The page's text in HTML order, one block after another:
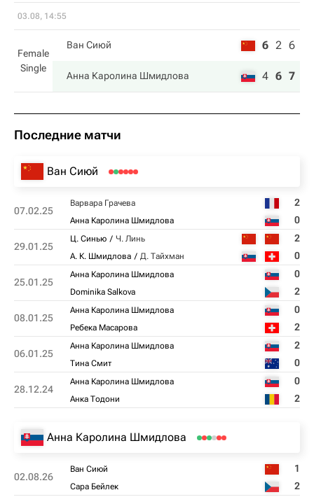
03.08, 14:55
Female
Single
Ван Сиюй 6 2 6
Анна Каролина Шмидлова 4 6 7
Последние матчи
Ван Сиюй
07.02.25
Варвара Грачева 2
Анна Каролина Шмидлова 0
29.01.25
Ц. Синью Ч. Линь 2
А. К. Шмидлова Д. Тайхман 0
25.01.25
Анна Каролина Шмидлова 0
Dominika Salkova 2
08.01.25
Анна Каролина Шмидлова 0
Ребека Масарова 2
06.01.25
Анна Каролина Шмидлова 2
Тина Смит 0
28.12.24
Анна Каролина Шмидлова 0
Анка Тодони 2
Анна Каролина Шмидлова
02.08.26
Ван Сиюй 1
Сара Бейлек 2